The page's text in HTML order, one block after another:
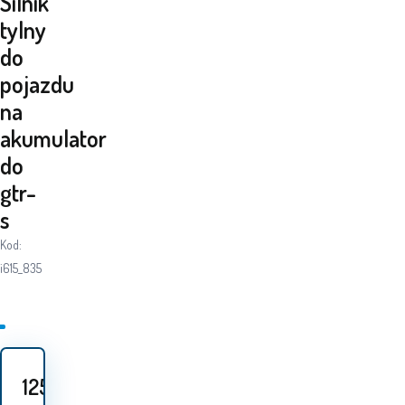
tylny
do
pojazdu
na
akumulator
do
gtr-
s
Kod:
i615_835
125